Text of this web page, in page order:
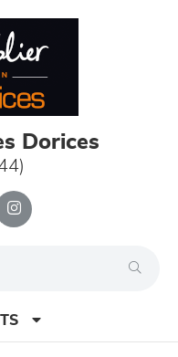
Dorices